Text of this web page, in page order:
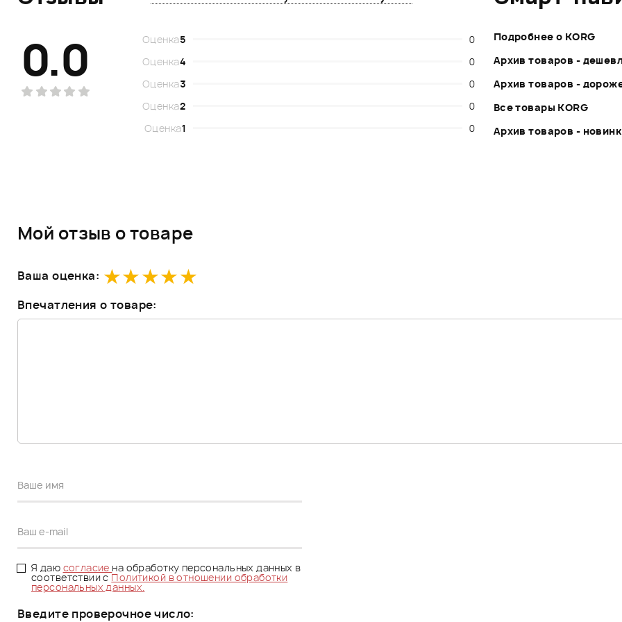
0.0 Оценка5
0
Оценка4
0
Оценка3
0
Оценка2
0
Оценка1 0
Подробнее о KORG
Архив товаров -
Архив товаров -
Все товары KORG
Архив товаров -
Мой отзыв о товаре
Ваша оценка:
Впечатления о товаре:
Я даю согласие на обработку персональных данных в
соответствии сПолитикой в отношении обработки
персональных данных.
Введите проверочное число: